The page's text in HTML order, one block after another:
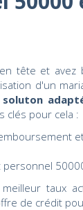
tête et
d'un
clés pour cela :
taux
de crédit